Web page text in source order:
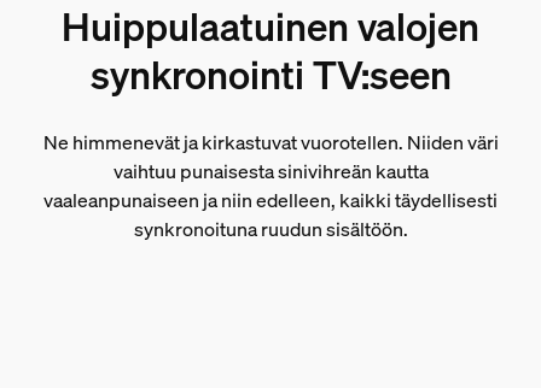
Huippulaatuinen valojen
synkronointi TV:seen
Ne himmenevät ja kirkastuvat vuorotellen. Niiden väri
vaihtuu punaisesta sinivihreän kautta
vaaleanpunaiseen ja niin edelleen, kaikki täydellisesti
synkronoituna ruudun sisältöön.